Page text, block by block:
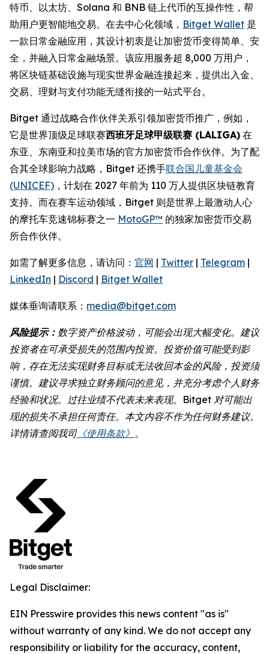
特币、以太坊、Solana 和 BNB 链上代币的互操作性，帮
助用户更智能地交易。在去中心化领域， Bitget Wallet 是
一款日常金融应用，其设计初衷是让加密货币变得简单、安
全，并融入日常金融场景。该应用服务超 8,000 万用户，
将区块链基础设施与现实世界金融连接起来，提供出入金、
交易、理财与支付功能无缝衔接的一站式平台。
Bitget 通过战略合作伙伴关系引领加密货币推广，例如，
它是世界顶级足球联赛西班牙足球甲级联赛 (LALIGA) 在
东亚、东南亚和拉美市场的官方加密货币合作伙伴。为了配
合其全球影响力战略，Bitget 还携手联合国儿童基金会
(UNICEF) ，计划在 2027 年前为 110 万人提供区块链教育
支持。而在赛车运动领域，Bitget 则是世界上最激动人心
的摩托车竞速锦标赛之一 MotoGP™ 的独家加密货币交易
所合作伙伴。
如需了解更多信息，请访问： 官网 | Twitter | Telegram |
LinkedIn | Discord | Bitget Wallet
媒体垂询请联系： media@bitget.com
风险提示： 数字资产价格波动，可能会出现大幅变化。建议
投资者在可承受损失的范围内投资。投资价值可能受到影
响，存在无法实现财务目标或无法收回本金的风险，投资须
谨慎。建议寻求独立财务顾问的意见，并充分考虑个人财务
经验和状况。过往业绩不代表未来表现。Bitget 对可能出
现的损失不承担任何责任。本文内容不作为任何财务建议。
详情请查阅我司《使用条款》 。
Legal Disclaimer:
EIN Presswire provides this news content "as is"
without warranty of any kind. We do not accept any
responsibility or liability for the accuracy, content,